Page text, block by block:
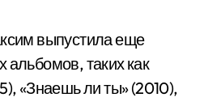
выпустила еще
альбомов, таких как
«Знаешь ли ты» (2010),